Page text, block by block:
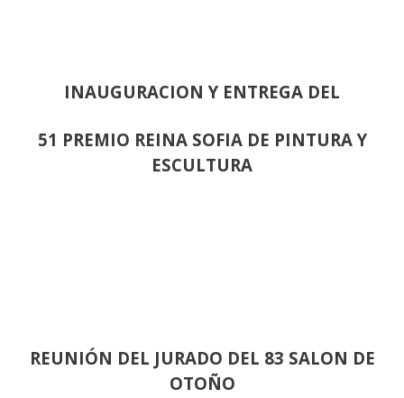
INAUGURACION Y ENTREGA DEL
51 PREMIO REINA SOFIA DE PINTURA Y
ESCULTURA
REUNIÓN DEL JURADO DEL 83 SALON DE
OTOÑO